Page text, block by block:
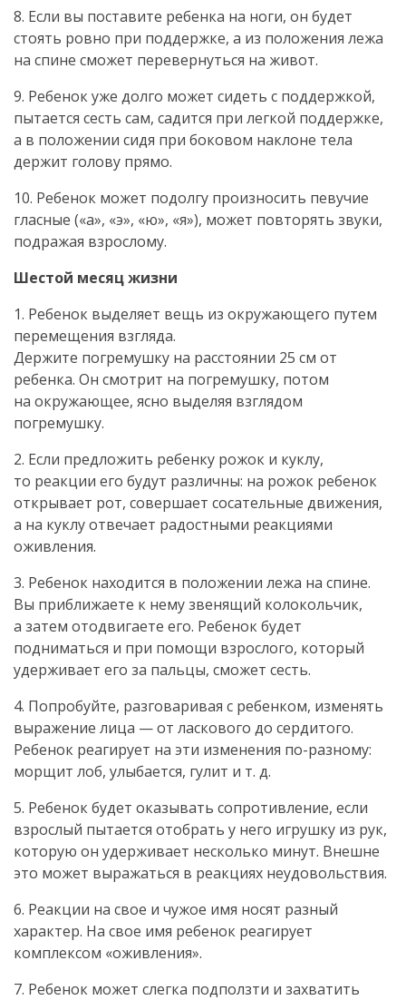
8. Если вы поставите ребенка на ноги, он будет
стоять ровно при поддержке, а из положения лежа
на спине сможет перевернуться на живот.
9. Ребенок уже долго может сидеть с поддержкой,
пытается сесть сам, садится при легкой поддержке,
а в положении сидя при боковом наклоне тела
держит голову прямо.
10. Ребенок может подолгу произносить певучие
гласные («а», «э», «ю», «я»), может повторять звуки,
подражая взрослому.
Шестой месяц жизни
1. Ребенок выделяет вещь из окружающего путем
перемещения взгляда.
Держите погремушку на расстоянии 25 см от
ребенка. Он смотрит на погремушку, потом
на окружающее, ясно выделяя взглядом
погремушку.
2. Если предложить ребенку рожок и куклу,
то реакции его будут различны: на рожок ребенок
открывает рот, совершает сосательные движения,
а на куклу отвечает радостными реакциями
оживления.
3. Ребенок находится в положении лежа на спине.
Вы приближаете к нему звенящий колокольчик,
а затем отодвигаете его. Ребенок будет
подниматься и при помощи взрослого, который
удерживает его за пальцы, сможет сесть.
4. Попробуйте, разговаривая с ребенком, изменять
выражение лица — от ласкового до сердитого.
Ребенок реагирует на эти изменения по-разному:
морщит лоб, улыбается, гулит и т. д.
5. Ребенок будет оказывать сопротивление, если
взрослый пытается отобрать у него игрушку из рук,
которую он удерживает несколько минут. Внешне
это может выражаться в реакциях неудовольствия.
6. Реакции на свое и чужое имя носят разный
характер. На свое имя ребенок реагирует
комплексом «оживления».
7. Ребенок может слегка подползти и захватить